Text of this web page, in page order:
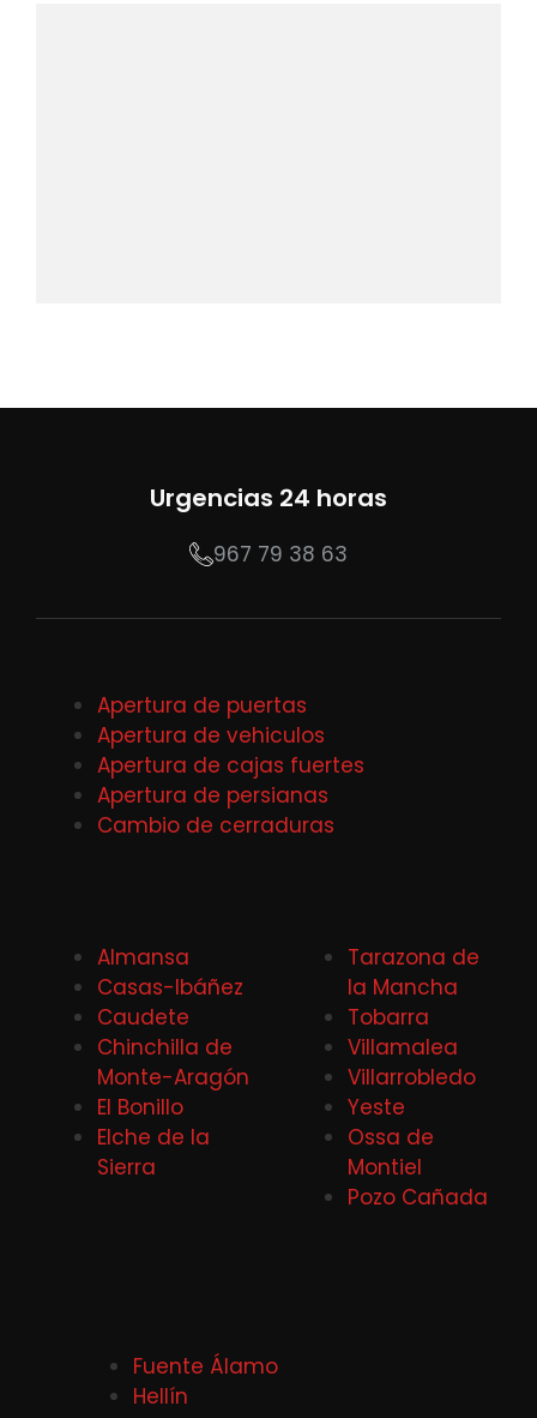
Urgencias 24 horas
967 79 38 63
Apertura de puertas
Apertura de vehiculos
Apertura de cajas fuertes
Apertura de persianas
Cambio de cerraduras
Almansa
Casas-Ibáñez
Caudete
Chinchilla de
Monte-Aragón
El Bonillo
Elche de la
Sierra
Tarazona de
la Mancha
Tobarra
Villamalea
Villarrobledo
Yeste
Ossa de
Montiel
Pozo Cañada
Fuente Álamo
Hellín